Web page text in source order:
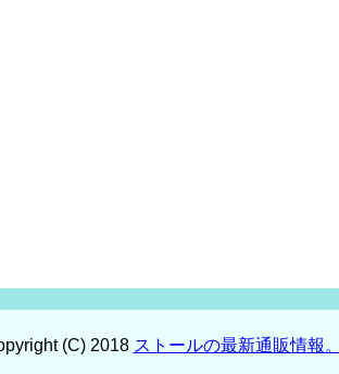
(C) 2018 ストールの最新通販情報。